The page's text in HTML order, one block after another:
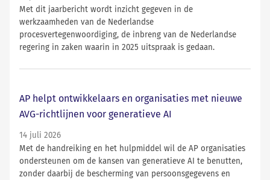
Met dit jaarbericht wordt inzicht gegeven in de
werkzaamheden van de Nederlandse
procesvertegenwoordiging, de inbreng van de Nederlandse
regering in zaken waarin in 2025 uitspraak is gedaan.
AP helpt ontwikkelaars en organisaties met nieuwe
AVG-richtlijnen voor generatieve AI
14 juli 2026
Met de handreiking en het hulpmiddel wil de AP organisaties
ondersteunen om de kansen van generatieve AI te benutten,
zonder daarbij de bescherming van persoonsgegevens en